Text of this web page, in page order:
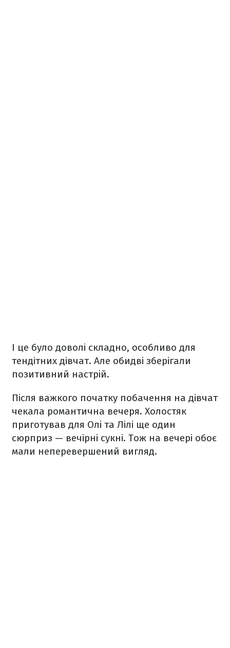
І це було доволі складно, особливо для
тендітних дівчат. Але обидві зберігали
позитивний настрій.
Після важкого початку побачення на дівчат
чекала романтична вечеря. Холостяк
приготував для Олі та Лілі ще один
сюрприз — вечірні сукні. Тож на вечері обоє
мали неперевершений вигляд.